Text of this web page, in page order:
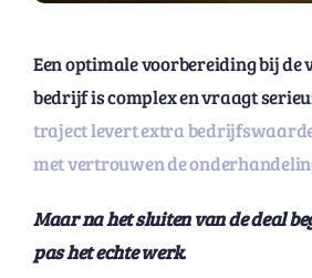
Een optimale voorbereiding bij de
bedrijf is complex en vraagt
traject levert extra
met vertrouwen de
Maar na het sluiten van de deal
pas het echte werk.